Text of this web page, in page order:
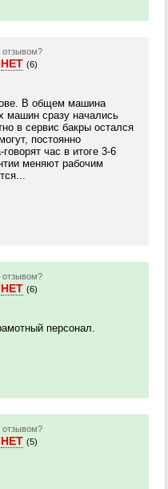
отзывом?
НЕТ (6)
В общем машина
машин сразу начались
в сервис бакры остался
постоянно
час в итоге 3-6
меняют рабочим
отзывом?
НЕТ (6)
персонал.
отзывом?
НЕТ (5)